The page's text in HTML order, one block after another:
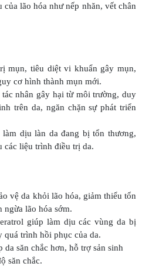
của lão hóa như nếp nhăn, vết chân
mụn, tiêu diệt vi khuẩn gây mụn,
cơ hình thành mụn mới.
nhân gây hại từ môi trường, duy
trên da, ngăn chặn sự phát triển
dịu làn da đang bị tổn thương,
các liệu trình điều trị da.
vệ da khỏi lão hóa, giảm thiểu tổn
ngừa lão hóa sớm.
giúp làm dịu các vùng da bị
trình hồi phục của da.
săn chắc hơn, hỗ trợ sản sinh
săn chắc.